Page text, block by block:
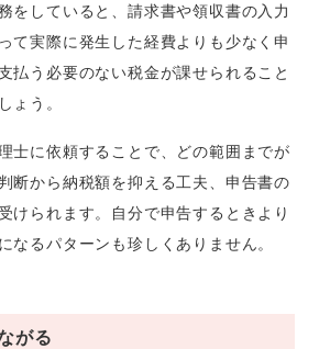
をしていると、請求書や領収書の入力
て実際に発生した経費よりも少なく申
払う必要のない税金が課せられること
ょう。
士に依頼することで、どの範囲までが
断から納税額を抑える工夫、申告書の
けられます。自分で申告するときより
なるパターンも珍しくありません。
がる